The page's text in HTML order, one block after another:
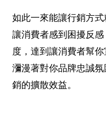
如此一來能讓行銷方
讓消費者感到困擾反
度，達到讓消費者幫
瀰漫著對你品牌忠誠
銷的擴散效益。